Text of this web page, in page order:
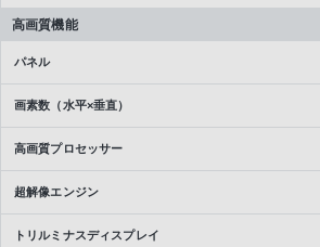
高画質機能
パネル
画素数（水平×垂直）
高画質プロセッサー
超解像エンジン
トリルミナスディスプレイ